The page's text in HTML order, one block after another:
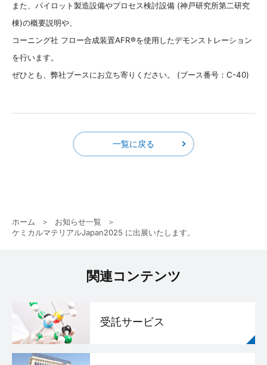
また、パイロット製造設備やプロセス検討設備 (神戸研究所第二研究
棟)の概要説明や、
コーニング社 フロー合成装置AFR®を使用したデモンストレーション
を行います。
ぜひとも、弊社ブースにお立ち寄りください。 (ブース番号：C-40)
一覧に戻る
ホーム
お知らせ一覧
ケミカルマテリアルJapan2025 に出展いたします。
関連コンテンツ
受託サービス